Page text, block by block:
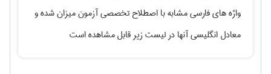
واژه های فارسی مشابه با اصطلاح تخصصیآزمون میزان شدهو
معادل انگلیسی آنها در لیست زیر قابل مشاهده است